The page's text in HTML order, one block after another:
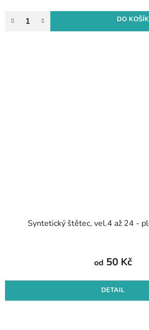
DO
Syntetický štětec, vel.4 až 24 -
od 50 Kč
DETAIL